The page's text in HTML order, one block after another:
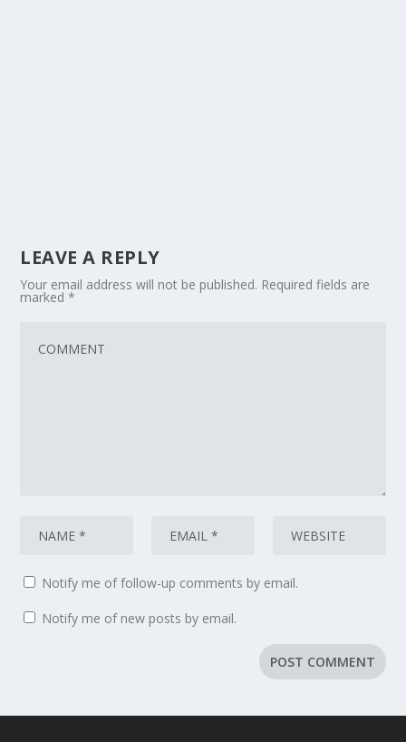
LEAVE A REPLY
Your email address will not be published. Required fields are
marked*
Notify me of follow-up comments by email.
Notify me of new posts by email.